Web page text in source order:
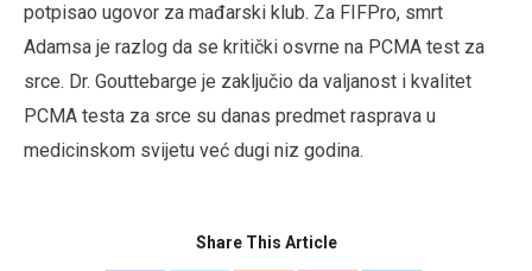
potpisao ugovor za mađarski klub. Za FIFPro, smrt
Adamsa je razlog da se kritički osvrne na PCMA test za
srce. Dr. Gouttebarge je zaključio da valjanost i kvalitet
PCMA testa za srce su danas predmet rasprava u
medicinskom svijetu već dugi niz godina.
Share This Article